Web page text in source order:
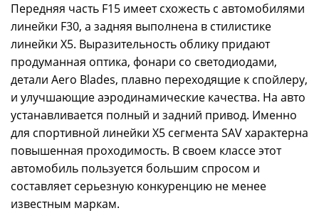
Передняя часть F15 имеет схожесть с автомобилями
линейки F30, а задняя выполнена в стилистике
линейки Х5. Выразительность облику придают
продуманная оптика, фонари со светодиодами,
детали Aero Blades, плавно переходящие к спойлеру,
и улучшающие аэродинамические качества. На авто
устанавливается полный и задний привод. Именно
для спортивной линейки Х5 сегмента SAV характерна
повышенная проходимость. В своем классе этот
автомобиль пользуется большим спросом и
составляет серьезную конкуренцию не менее
известным маркам.